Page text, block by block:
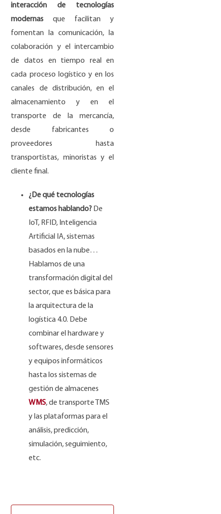
interacción de tecnologías
modernas que facilitan y
fomentan la comunicación, la
colaboración y el intercambio
de datos en tiempo real en
cada proceso logístico y en los
canales de distribución, en el
almacenamiento y en el
transporte de la mercancía,
desde fabricantes o
proveedores hasta
transportistas, minoristas y el
cliente final.
¿De qué tecnologías
estamos hablando? De
IoT, RFID, Inteligencia
Artificial IA, sistemas
basados ​​en la nube…
Hablamos de una
transformación digital del
sector, que es básica para
la arquitectura de la
logística 4.0. Debe
combinar el hardware y
softwares, desde sensores
y equipos informáticos
hasta los sistemas de
gestión de almacenes
WMS, de transporte TMS
y las plataformas para el
análisis, predicción,
simulación, seguimiento,
etc.